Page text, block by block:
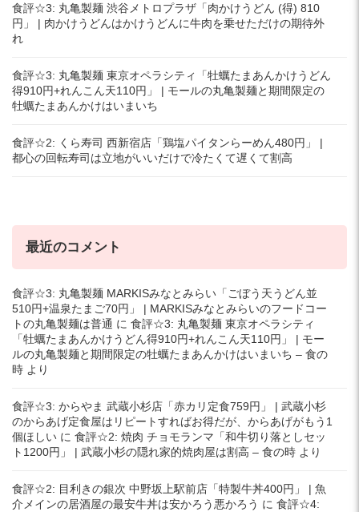
食評☆3: 丸亀製麺 渋谷メトロプラザ「肉かけうどん (得) 810
円」 | 肉かけうどんはかけうどんに牛肉を乗せただけの期待外
れ
食評☆3: 丸亀製麺 東京オペラシティ「牡蠣たまあんかけうどん
得910円+れんこん天110円」 | モールの丸亀製麺と期間限定の
牡蠣たまあんかけはいまいち
食評☆2: くら寿司 西新宿店「鶏塩パイタンらーめん480円」 |
都心の回転寿司は立地がいいだけで冷たくて遅くて割高
最近のコメント
食評☆3: 丸亀製麺 MARKISみなとみらい「ごぼう天うどん並
510円+温泉たまご70円」 | MARKISみなとみらいのフードコー
トの丸亀製麺は普通 に 食評☆3: 丸亀製麺 東京オペラシティ
「牡蠣たまあんかけうどん得910円+れんこん天110円」 | モー
ルの丸亀製麺と期間限定の牡蠣たまあんかけはいまいち – 食の
時 より
食評☆3: からやま 武蔵小杉店「赤カリ定食759円」 | 武蔵小杉
のからあげ定食屋はリピートすればお得だが、からあげがもう1
個ほしい に 食評☆2: 焼肉 チョモランマ「和牛切り落としセッ
ト1200円」 | 武蔵小杉の隠れ家的焼肉屋は割高 – 食の時 より
食評☆2: 目利きの銀次 中野坂上駅前店「特製牛丼400円」 | 魚
介メインの居酒屋の最安牛丼は安かろう悪かろう に 食評☆4: